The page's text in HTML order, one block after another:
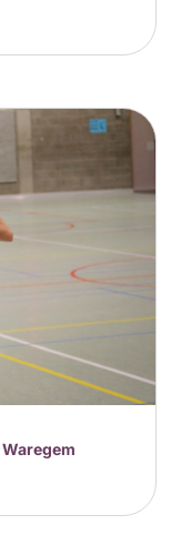
Waregem